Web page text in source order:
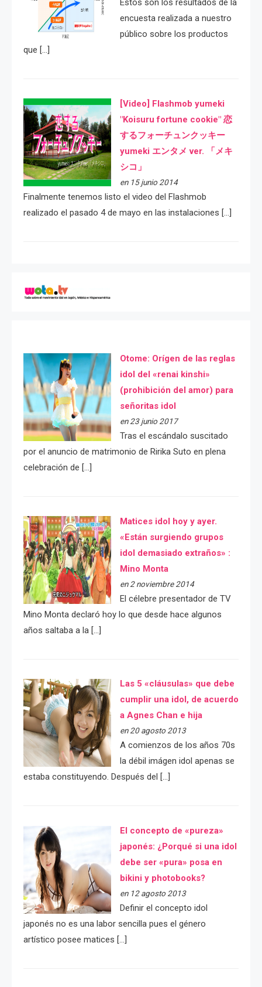
Estos son los resultados de la
encuesta realizada a nuestro
público sobre los productos
que […]
[Video] Flashmob yumeki
"Koisuru fortune cookie" 恋
するフォーチュンクッキー
yumeki エンタメ ver. 「メキ
シコ」
en 15 junio 2014
Finalmente tenemos listo el video del Flashmob
realizado el pasado 4 de mayo en las instalaciones […]
Otome: Orígen de las reglas
idol del «renai kinshi»
(prohibición del amor) para
señoritas idol
en 23 junio 2017
Tras el escándalo suscitado
por el anuncio de matrimonio de Ririka Suto en plena
celebración de […]
Matices idol hoy y ayer.
«Están surgiendo grupos
idol demasiado extraños» :
Mino Monta
en 2 noviembre 2014
El célebre presentador de TV
Mino Monta declaró hoy lo que desde hace algunos
años saltaba a la […]
Las 5 «cláusulas» que debe
cumplir una idol, de acuerdo
a Agnes Chan e hija
en 20 agosto 2013
A comienzos de los años 70s
la débil imágen idol apenas se
estaba constituyendo. Después del […]
El concepto de «pureza»
japonés: ¿Porqué si una idol
debe ser «pura» posa en
bikini y photobooks?
en 12 agosto 2013
Definir el concepto idol
japonés no es una labor sencilla pues el género
artístico posee matices […]